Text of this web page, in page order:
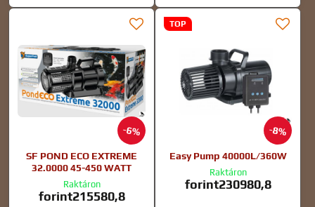
6%
SF POND ECO EXTREME
32.0000 45-450 WATT
Raktáron
forint215580,8
8%
TOP
Easy Pump 40000L/360W
Raktáron
forint230980,8